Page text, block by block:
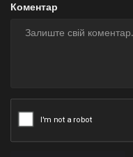
Коментар